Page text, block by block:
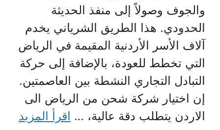
والجوف وصولاً إلى منفذ الحديثة
الحدودي. هذا الطريق الشرياني يخدم
آلاف الأسر الأردنية المقيمة في الرياض
التي تخطط للعودة، بالإضافة إلى حركة
التبادل التجاري النشطة بين العاصمتين.
إن اختيار شركة شحن من الرياض الى
الاردن يتطلب دقة عالية، … اقرأ المزيد